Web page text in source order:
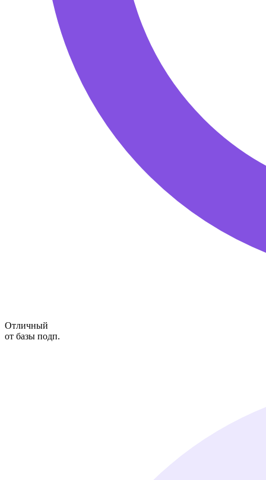
Отличный
от базы подп.